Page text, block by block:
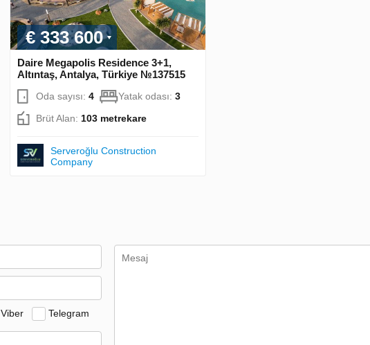
€ 333 600
Daire Megapolis Residence 3+1,
Altıntaş, Antalya, Türkiye №137515
Oda sayısı: 4 Yatak odası: 3
Brüt Alan: 103 metrekare
Serveroğlu Construction
Company
Viber Telegram